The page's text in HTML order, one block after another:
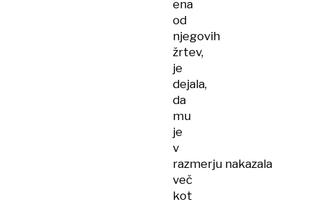
ena
od
njegovih
žrtev,
je
dejala,
da
mu
je
v
razmerju nakazala
več
kot